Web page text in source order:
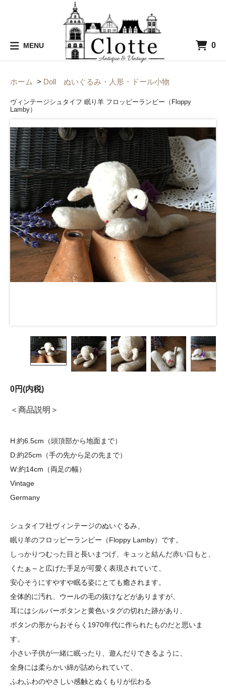
MENU 0
ホーム > Doll ぬいぐるみ・人形・ドール小物
ヴィンテージシュタイフ 眠り羊 フロッピーランビー（Floppy
Lamby）
0円(内税)
商品説明
H:約6.5cm（頭頂部から地面まで）
D:約25cm（手の先から足の先まで）
W:約14cm（両足の幅）
Vintage
Germany
シュタイフ社ヴィンテージのぬいぐるみ、
眠り羊のフロッピーランビー（Floppy Lamby）です。
しっかりつむった目と長いまつげ、キュッと結んだ赤い口もと、
くたぁ～と広げた手足が可愛く表現されていて、
安心そうにすやすや眠る姿にとても癒されます。
全体的に汚れ、ウールの毛の抜けなどがありますが、
耳にはシルバーボタンと黄色いタグの切れた跡があり、
ボタンの形からおそらく1970年代に作られたものだと思いま
す。
小さい子供が一緒に眠ったり、遊んだりできるように、
全身には柔らかい綿が詰められていて、
ふわふわのやさしい感触とぬくもりが伝わる